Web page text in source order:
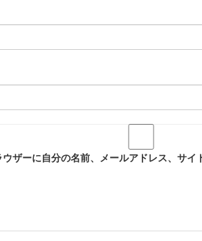
ザーに自分の名前、メールアドレス、サイ